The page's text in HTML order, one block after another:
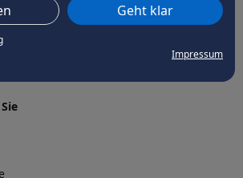
Geht klar
Impressum
CHECK24hilftder Natur